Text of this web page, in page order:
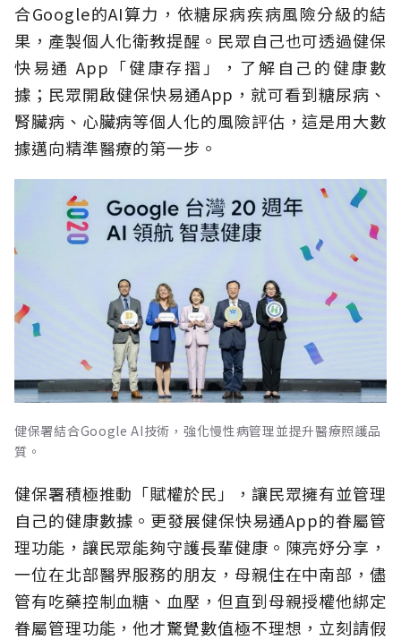
合Google的AI算力，依糖尿病疾病風險分級的結
果，產製個人化衛教提醒。民眾自己也可透過健保
快易通 App「健康存摺」，了解自己的健康數
據；民眾開啟健保快易通App，就可看到糖尿病、
腎臟病、心臟病等個人化的風險評估，這是用大數
據邁向精準醫療的第一步。
健保署結合Google AI技術，強化慢性病管理並提升醫療照護品
質。
健保署積極推動「賦權於民」，讓民眾擁有並管理
自己的健康數據。更發展健保快易通App的眷屬管
理功能，讓民眾能夠守護長輩健康。陳亮妤分享，
一位在北部醫界服務的朋友，母親住在中南部，儘
管有吃藥控制血糖、血壓，但直到母親授權他綁定
眷屬管理功能，他才驚覺數值極不理想，立刻請假